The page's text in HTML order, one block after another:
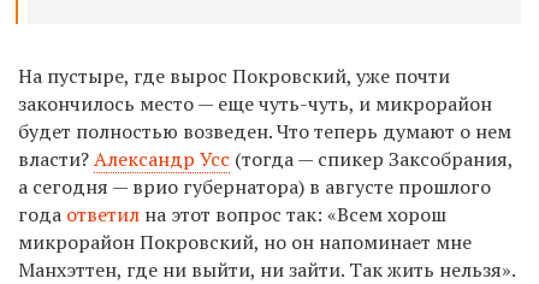
На пустыре, где вырос Покровский, уже почти
закончилось место — еще чуть-чуть, и микрорайон
будет полностью возведен. Что теперь думают о нем
власти?Александр Усс (тогда — спикер Заксобрания,
а сегодня — врио губернатора) в августе прошлого
года ответил на этот вопрос так: «Всем хорош
микрорайон Покровский, но он напоминает мне
Манхэттен, где ни выйти, ни зайти. Так жить нельзя».